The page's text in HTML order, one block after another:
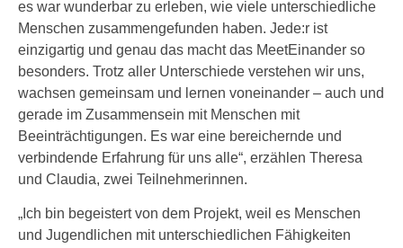
es war wunderbar zu erleben, wie viele unterschiedliche
Menschen zusammengefunden haben. Jede:r ist
einzigartig und genau das macht das MeetEinander so
besonders. Trotz aller Unterschiede verstehen wir uns,
wachsen gemeinsam und lernen voneinander – auch und
gerade im Zusammensein mit Menschen mit
Beeinträchtigungen. Es war eine bereichernde und
verbindende Erfahrung für uns alle“, erzählen Theresa
und Claudia, zwei Teilnehmerinnen.
„Ich bin begeistert von dem Projekt, weil es Menschen
und Jugendlichen mit unterschiedlichen Fähigkeiten